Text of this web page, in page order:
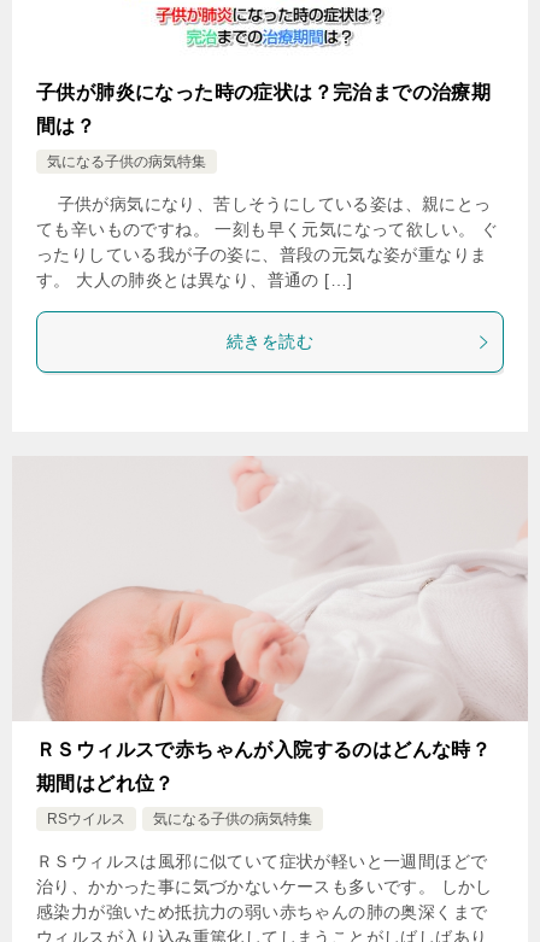
子供が肺炎になった時の症状は？完治までの治療期
間は？
気になる子供の病気特集
子供が病気になり、苦しそうにしている姿は、親にとっ
ても辛いものですね。 一刻も早く元気になって欲しい。 ぐ
ったりしている我が子の姿に、普段の元気な姿が重なりま
す。 大人の肺炎とは異なり、普通の […]
続きを読む
ＲＳウィルスで赤ちゃんが入院するのはどんな時？
期間はどれ位？
RSウイルス 気になる子供の病気特集
ＲＳウィルスは風邪に似ていて症状が軽いと一週間ほどで
治り、かかった事に気づかないケースも多いです。 しかし
感染力が強いため抵抗力の弱い赤ちゃんの肺の奥深くまで
ウィルスが入り込み重篤化してしまうことがしばしばあり